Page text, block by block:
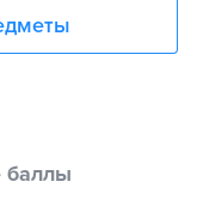
баллы